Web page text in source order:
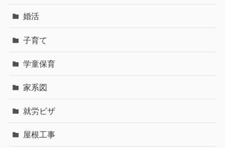
婚活
子育て
学童保育
家系図
就労ビザ
屋根工事